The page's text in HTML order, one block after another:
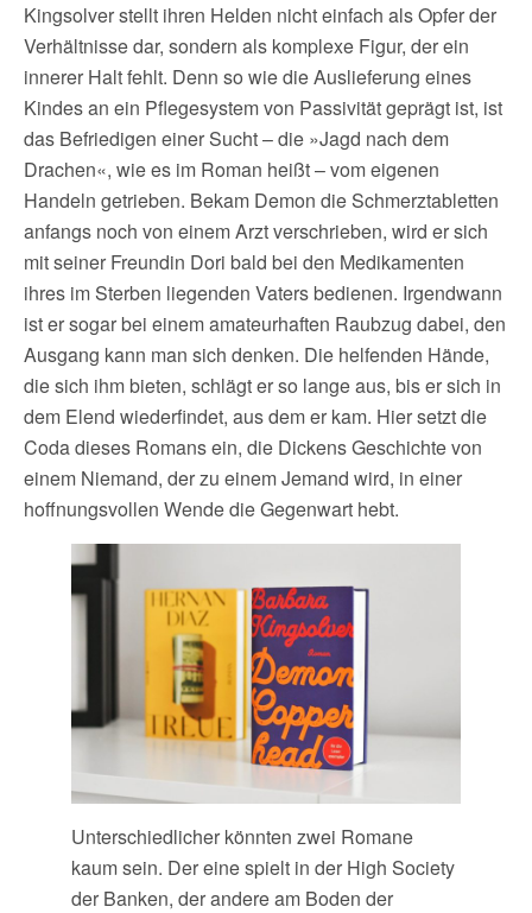
Kingsolver stellt ihren Helden nicht einfach als Opfer der
Verhältnisse dar, sondern als komplexe Figur, der ein
innerer Halt fehlt. Denn so wie die Auslieferung eines
Kindes an ein Pflegesystem von Passivität geprägt ist, ist
das Befriedigen einer Sucht – die »Jagd nach dem
Drachen«, wie es im Roman heißt – vom eigenen
Handeln getrieben. Bekam Demon die Schmerztabletten
anfangs noch von einem Arzt verschrieben, wird er sich
mit seiner Freundin Dori bald bei den Medikamenten
ihres im Sterben liegenden Vaters bedienen. Irgendwann
ist er sogar bei einem amateurhaften Raubzug dabei, den
Ausgang kann man sich denken. Die helfenden Hände,
die sich ihm bieten, schlägt er so lange aus, bis er sich in
dem Elend wiederfindet, aus dem er kam. Hier setzt die
Coda dieses Romans ein, die Dickens Geschichte von
einem Niemand, der zu einem Jemand wird, in einer
hoffnungsvollen Wende die Gegenwart hebt.
Unterschiedlicher könnten zwei Romane
kaum sein. Der eine spielt in der High Society
der Banken, der andere am Boden der